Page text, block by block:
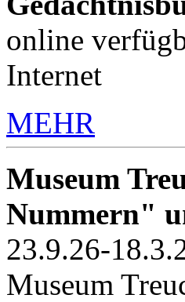
online
Internet
MEHR
Museum
Nummern"
23.9.26-
Museum